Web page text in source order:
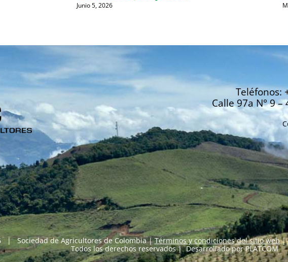
Junio 5, 2026
Teléfonos:
Calle 97a N° 9
| Sociedad de Agricultores de Colombia |Términos y condiciones del sitio web|
Todos los derechos reservados | Desarrollado porPLATCOM